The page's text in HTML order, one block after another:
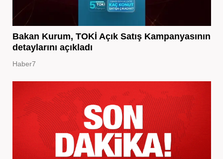
Bakan Kurum, TOKİ Açık Satış Kampanyasının
detaylarını açıkladı
Haber7